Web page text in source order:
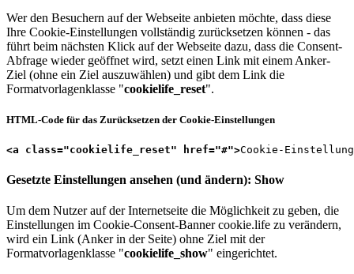
Wer den Besuchern auf der Webseite anbieten möchte, dass diese
Ihre Cookie-Einstellungen vollständig zurücksetzen können - das
führt beim nächsten Klick auf der Webseite dazu, dass die Consent-
Abfrage wieder geöffnet wird, setzt einen Link mit einem Anker-
Ziel (ohne ein Ziel auszuwählen) und gibt dem Link die
Formatvorlagenklasse "cookielife_reset".
HTML-Code für das Zurücksetzen der Cookie-Einstellungen
<a class="cookielife_reset" href="#">Cookie-
Gesetzte Einstellungen ansehen (und ändern): Show
Um dem Nutzer auf der Internetseite die Möglichkeit zu geben, die
Einstellungen im Cookie-Consent-Banner cookie.life zu verändern,
wird ein Link (Anker in der Seite) ohne Ziel mit der
Formatvorlagenklasse "cookielife_show" eingerichtet.